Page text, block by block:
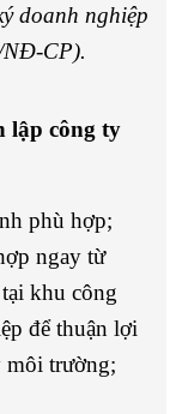
doanh nghiệp
CP).
lập công ty
phù hợp;
ngay từ
khu công
để thuận lợi
môi trường;